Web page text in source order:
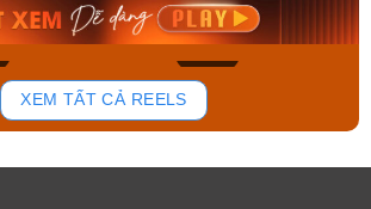
150
Mua ngay
XEM TẤT CẢ REELS